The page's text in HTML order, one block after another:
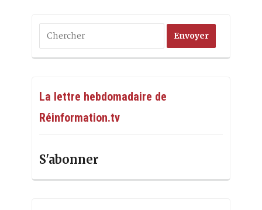
La lettre hebdomadaire de
Réinformation.tv
S'abonner